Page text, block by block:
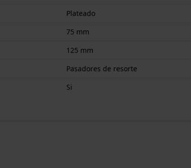
Plateado
75 mm
125 mm
Pasadores de resorte
Si